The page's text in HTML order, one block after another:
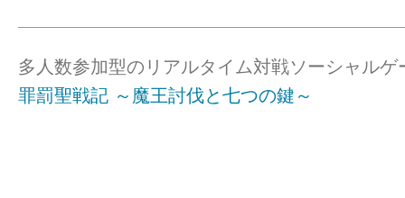
多人数参加型のリアルタイム対戦ソーシャルゲ
罪罰聖戦記 ～魔王討伐と七つの鍵～